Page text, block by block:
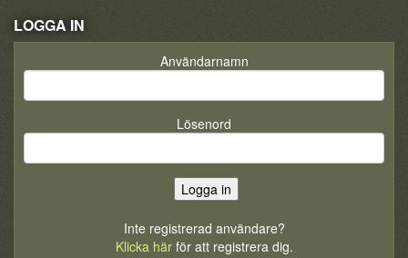
LOGGA IN
Användarnamn
Lösenord
Inte registrerad användare?
Klicka härför att registrera dig.